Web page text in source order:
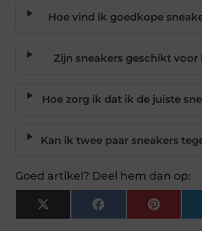
Hoe vind ik goedkope
Zijn sneakers geschikt voor
Hoe zorg ik dat ik de juiste
Kan ik twee paar sneakers
Goed artikel? Deel hem dan op:
X
(Twitter)
Facebook